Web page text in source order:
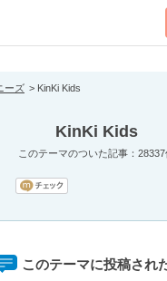
code=0
ーズ KinKi Kids
KinKi Kids
このテーマのついた記事：28337
このテーマに投稿され